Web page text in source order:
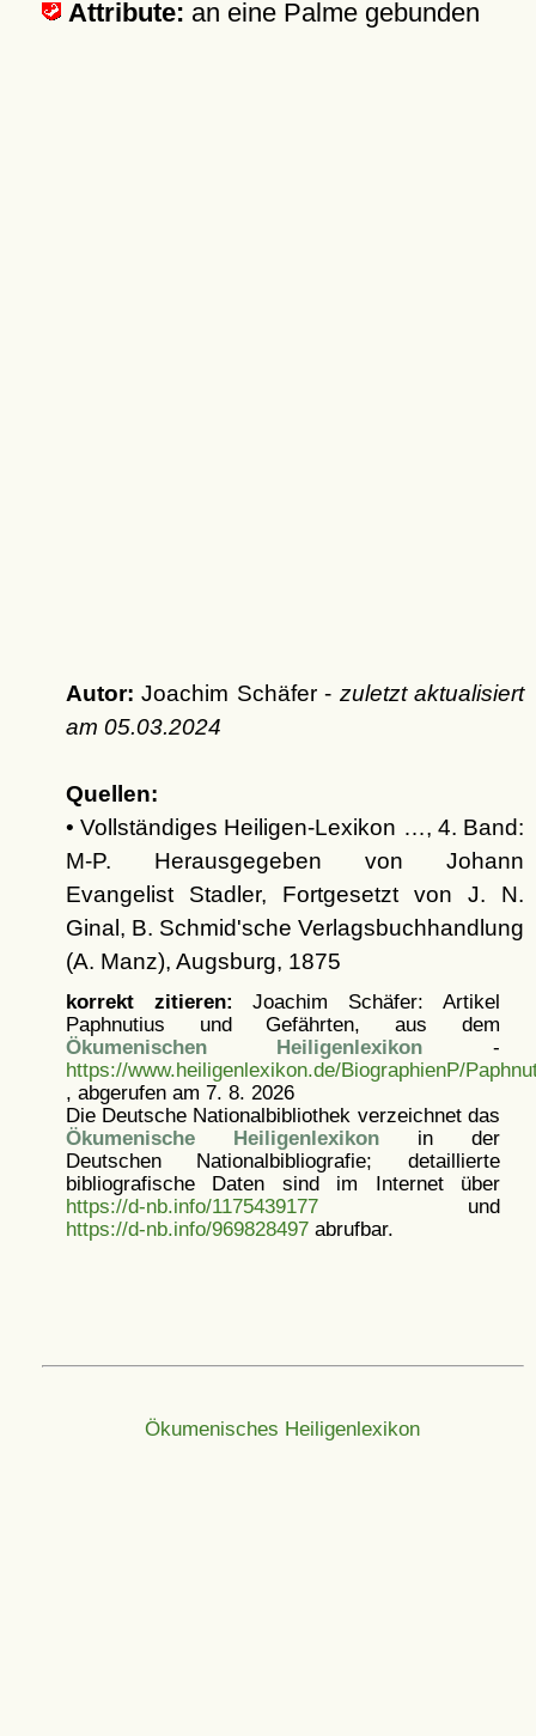
Attribute: an eine Palme gebunden
Autor: Joachim Schäfer - zuletzt aktualisiert
am 05.03.2024
Quellen:
• Vollständiges Heiligen-Lexikon …, 4. Band:
M-P. Herausgegeben von Johann
Evangelist Stadler, Fortgesetzt von J. N.
Ginal, B. Schmid'sche Verlagsbuchhandlung
(A. Manz), Augsburg, 1875
korrekt zitieren: Joachim Schäfer: Artikel
Paphnutius und Gefährten, aus dem
Ökumenischen Heiligenlexikon -
https://www.heiligenlexikon.de/BiographienP/
, abgerufen am 7. 8. 2026
Die Deutsche Nationalbibliothek verzeichnet das
Ökumenische Heiligenlexikonin der
Deutschen Nationalbibliografie; detaillierte
bibliografische Daten sind im Internet über
https://d-nb.info/1175439177und
https://d-nb.info/969828497abrufbar.
Ökumenisches Heiligenlexikon